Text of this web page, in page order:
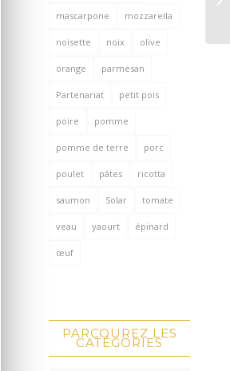
mascarpone mozzarella
noisette noix olive
orange parmesan
Partenariat petit pois
poire pomme
pomme de terre porc
poulet pâtes ricotta
saumon Solar tomate
veau yaourt épinard
œuf
PARCOUREZ LES
CATÉGORIES